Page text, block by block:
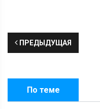
ПРЕДЫДУЩАЯ
По теме